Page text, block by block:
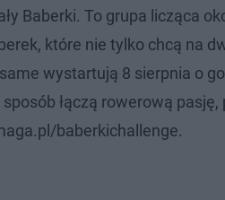
Baberki. To grupa licząca
które nie tylko chcą na
wystartują 8 sierpnia o
łączą rowerową
baberkichallenge.